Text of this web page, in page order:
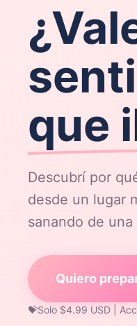
que
Descubrí por
desde un lugar
sanando de una
Quiero
💝Solo $4.99 USD |